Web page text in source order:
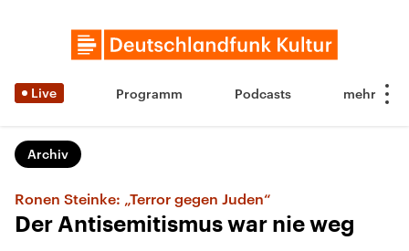
Live Programm Podcasts
Archiv
Ronen Steinke: „Terror gegen Juden“
Der Antisemitismus war nie weg